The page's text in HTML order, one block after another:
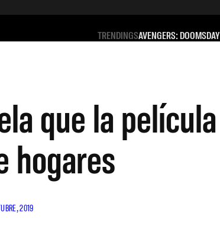
TRENDINGSAVENGERS: DOOMSDAY
que la
hogares
2019